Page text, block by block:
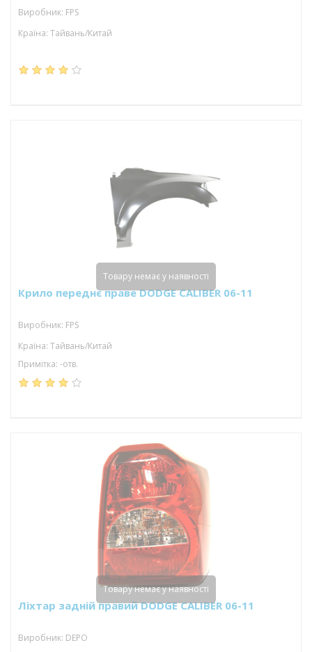
Виробник: FPS
Країна: Тайвань/Китай
Крило переднє праве DODGE CALIBER 06-11
Виробник: FPS
Країна: Тайвань/Китай
Примітка: -отв.
Товару немає у наявності
Ліхтар задній правий DODGE CALIBER 06-11
Виробник: DEPO
Товару немає у наявності